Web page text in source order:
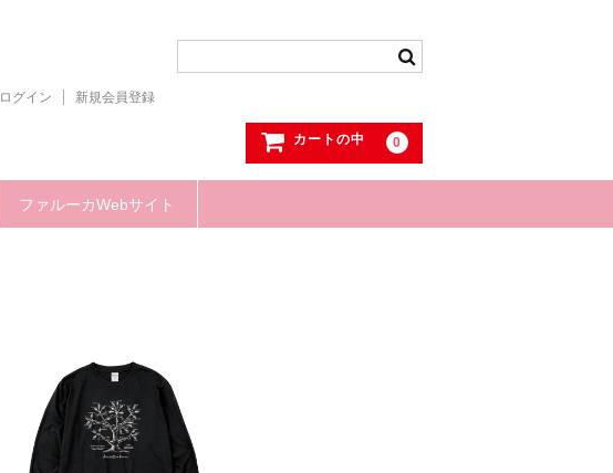
ログイン 新規会員登録
カートの中 0
ファルーカWebサイト